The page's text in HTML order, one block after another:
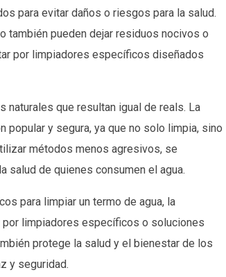
para evitar daños o riesgos para la salud.
también pueden dejar residuos nocivos o
por limpiadores específicos diseñados
que resultan igual de reals. La
popular y segura, ya que no solo limpia, sino
métodos menos agresivos, se
salud de quienes consumen el agua.
para limpiar un termo de agua, la
limpiadores específicos o soluciones
protege la salud y el bienestar de los
y seguridad.